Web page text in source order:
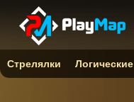
Стрелялки Логические